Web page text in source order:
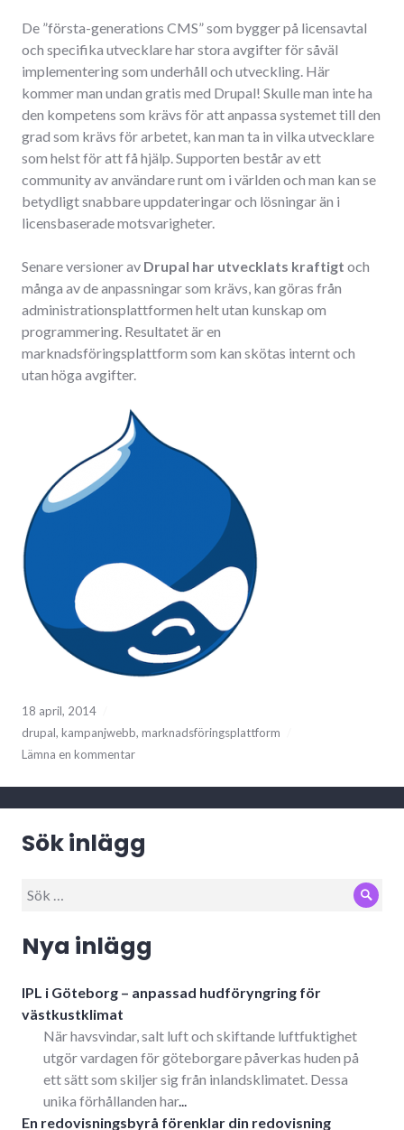
De ”första-generations CMS” som bygger på licensavtal
och specifika utvecklare har stora avgifter för såväl
implementering som underhåll och utveckling. Här
kommer man undan gratis med Drupal! Skulle man inte ha
den kompetens som krävs för att anpassa systemet till den
grad som krävs för arbetet, kan man ta in vilka utvecklare
som helst för att få hjälp. Supporten består av ett
community av användare runt om i världen och man kan se
betydligt snabbare uppdateringar och lösningar än i
licensbaserade motsvarigheter.
Senare versioner av Drupal har utvecklats kraftigt och
många av de anpassningar som krävs, kan göras från
administrationsplattformen helt utan kunskap om
programmering. Resultatet är en
marknadsföringsplattform som kan skötas internt och
utan höga avgifter.
18 april, 2014
drupal, kampanjwebb, marknadsföringsplattform
Lämna en kommentar
Sök inlägg
Sök
Sök
Nya inlägg
IPL i Göteborg – anpassad hudföryngring för
västkustklimat
När havsvindar, salt luft och skiftande luftfuktighet
utgör vardagen för göteborgare påverkas huden på
ett sätt som skiljer sig från inlandsklimatet. Dessa
unika förhållanden har...
En redovisningsbyrå förenklar din redovisning